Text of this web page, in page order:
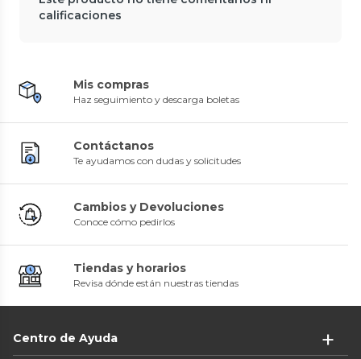
calificaciones
Mis compras
Haz seguimiento y descarga boletas
Contáctanos
Te ayudamos con dudas y solicitudes
Cambios y Devoluciones
Conoce cómo pedirlos
Tiendas y horarios
Revisa dónde están nuestras tiendas
Centro de Ayuda